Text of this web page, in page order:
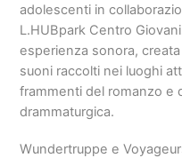
adolescenti in
L.HUBpark Centro
esperienza sonora,
suoni raccolti nei luoghi
frammenti del romanzo e
drammaturgica.
Wundertruppe e